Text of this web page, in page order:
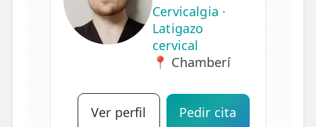
Cervicalgia ·
Latigazo
cervical
📍 Chamberí
Ver perfil Pedir cita